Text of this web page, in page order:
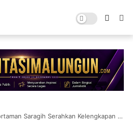
Saragih Serahkan Kelengkapan Dukungan Jalur Perseorangan